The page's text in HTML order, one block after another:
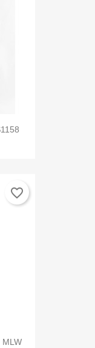
MLW
favorite_border